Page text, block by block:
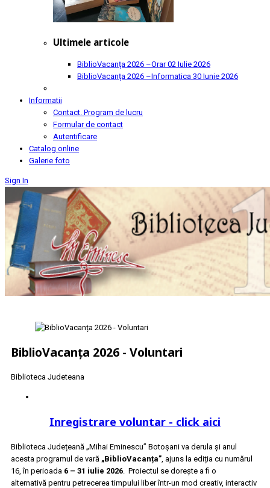
Ultimele articole
BiblioVacanța 2026 –Orar02 Iulie 2026
BiblioVacanța 2026 –Informatica 30 Iunie 2026
Informatii
Contact. Program de lucru
Formular de contact
Autentificare
Catalog online
Galerie foto
Sign In
BiblioVacanța 2026 - Voluntari
Biblioteca Judeteana
Inregistrare voluntar - click aici
Biblioteca Județeană „Mihai Eminescu” Botoșani va derula și anul
acesta programul de vară „BiblioVacanța” , ajuns la ediția cu numărul
16, în perioada 6 – 31 iulie 2026 . Proiectul se dorește a fi o
alternativă pentru petrecerea timpului liber într-un mod creativ, interactiv